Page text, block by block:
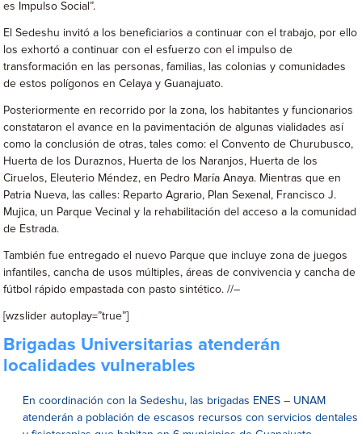
es Impulso Social”.
El Sedeshu invitó a los beneficiarios a continuar con el trabajo, por ello
los exhortó a continuar con el esfuerzo con el impulso de
transformación en las personas, familias, las colonias y comunidades
de estos polígonos en Celaya y Guanajuato.
Posteriormente en recorrido por la zona, los habitantes y funcionarios
constataron el avance en la pavimentación de algunas vialidades así
como la conclusión de otras, tales como: el Convento de Churubusco,
Huerta de los Duraznos, Huerta de los Naranjos, Huerta de los
Ciruelos, Eleuterio Méndez, en Pedro María Anaya. Mientras que en
Patria Nueva, las calles: Reparto Agrario, Plan Sexenal, Francisco J.
Mujica, un Parque Vecinal y la rehabilitación del acceso a la comunidad
de Estrada.
También fue entregado el nuevo Parque que incluye zona de juegos
infantiles, cancha de usos múltiples, áreas de convivencia y cancha de
fútbol rápido empastada con pasto sintético. //–
[wzslider autoplay=”true”]
Brigadas Universitarias atenderán
localidades vulnerables
En coordinación con la Sedeshu, las brigadas ENES – UNAM
atenderán a población de escasos recursos con servicios dentales